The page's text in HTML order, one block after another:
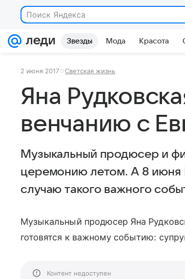
Звезды Мода Красота
2 июня 2017 Светская жизнь
Яна
венчанию с
Музыкальный продюсер и
церемонию летом. А 8 июня
случаю такого важного
Музыкальный продюсер Яна
готовятся к важному событию:
Контент недоступен